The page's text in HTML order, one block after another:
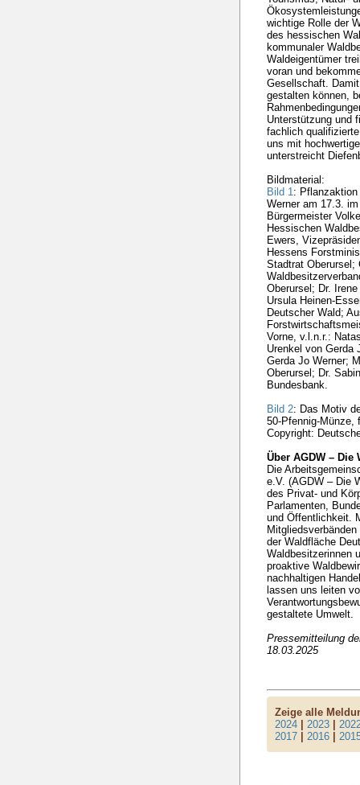
wichtige Rolle der
des hessischen
kommunaler
Waldeigentümer
voran und
Gesellschaft.
gestalten können,
Unterstützung und
fachlich
uns mit
unterstreicht
Bildmaterial:
Bild 1 :
Werner am 17.3.
Bürgermeister
Hessischen
Ewers,
Hessens
Stadtrat Oberursel;
Oberursel; Dr.
Ursula Heinen-
Deutscher Wald;
Vorne, v.l.n.r.:
Urenkel von Gerda
Gerda Jo Werner;
Oberursel; Dr.
Bundesbank.
Bild 2: Das Motiv
50-Pfennig-Münze,
Copyright:
Über AGDW – Die
Die
e.V. (AGDW – Die
des Privat- und
Parlamenten,
und Öffentlichkeit.
der Waldfläche
Waldbesitzerinnen
proaktive
nachhaltigen
lassen uns leiten
gestaltete Umwelt.
Pressemitteilung
18.03.2025
Zeige alle
2024 |2023 |
2017 |2016 |